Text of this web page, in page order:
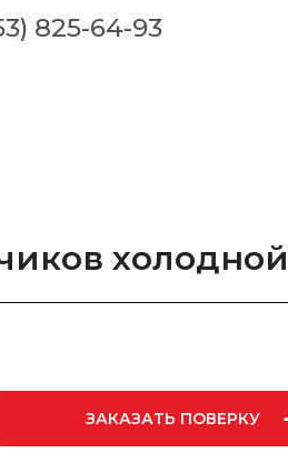
825-64-93
ЗАКАЗАТЬ ПОВЕРКУ